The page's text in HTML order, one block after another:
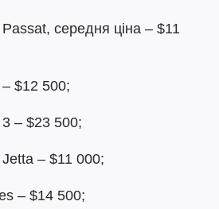
середня ціна – $11
$12 500;
– $23 500;
– $11 000;
– $14 500;